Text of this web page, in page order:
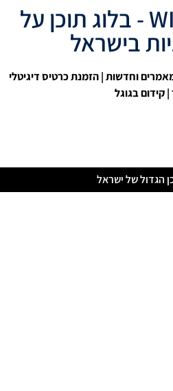
אטרקציות WIN - בלוג תוכן על
בישראל
וחדשות| הזמנת כרטיס דיגיטלי
|קידום בגוגל
הגדול של ישראל